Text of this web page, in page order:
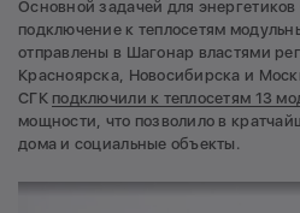
Основной задачей для
подключение к теплосетям
отправлены в Шагонар властями
Красноярска, Новосибирска и
СГК подключили к теплосетям 13
мощности, что позволило в
дома и социальные объекты.